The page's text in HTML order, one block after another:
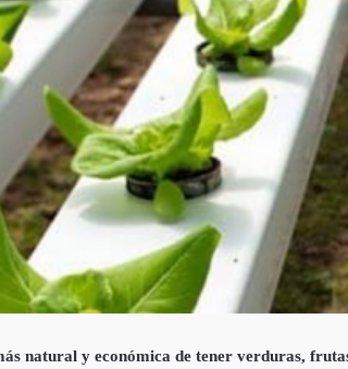
natural y económica de tener verduras,